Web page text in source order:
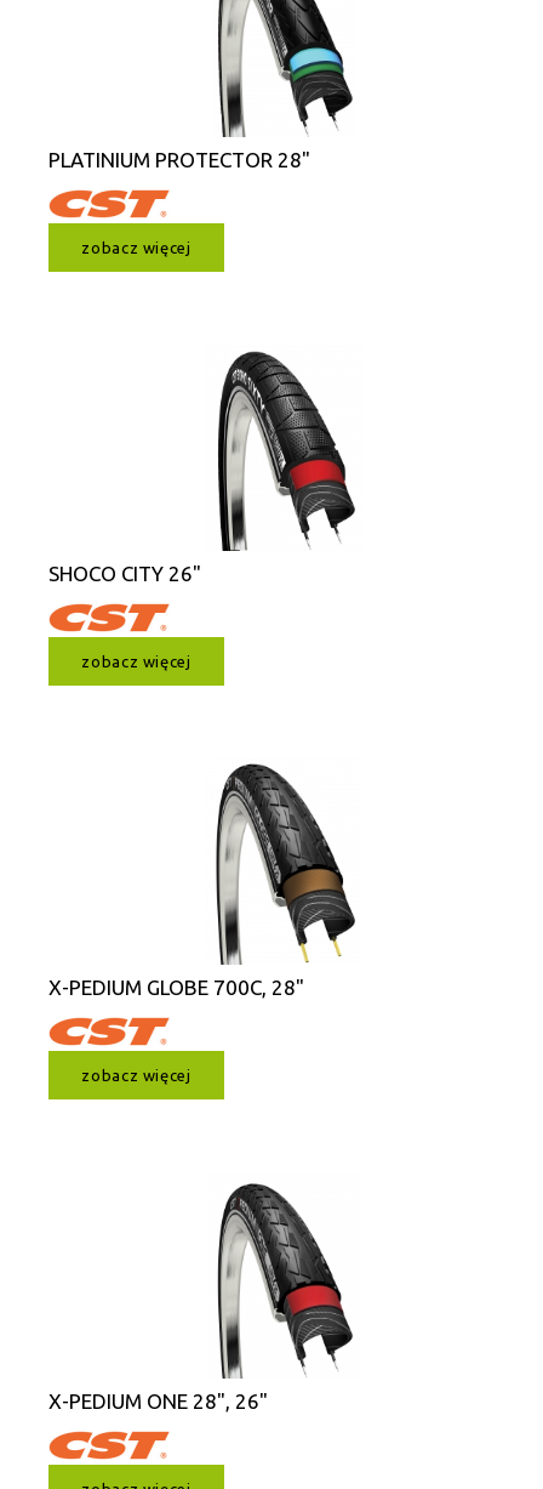
PLATINIUM PROTECTOR 28"
zobacz więcej
SHOCO CITY 26"
zobacz więcej
X-PEDIUM GLOBE 700C, 28"
zobacz więcej
X-PEDIUM ONE 28", 26"